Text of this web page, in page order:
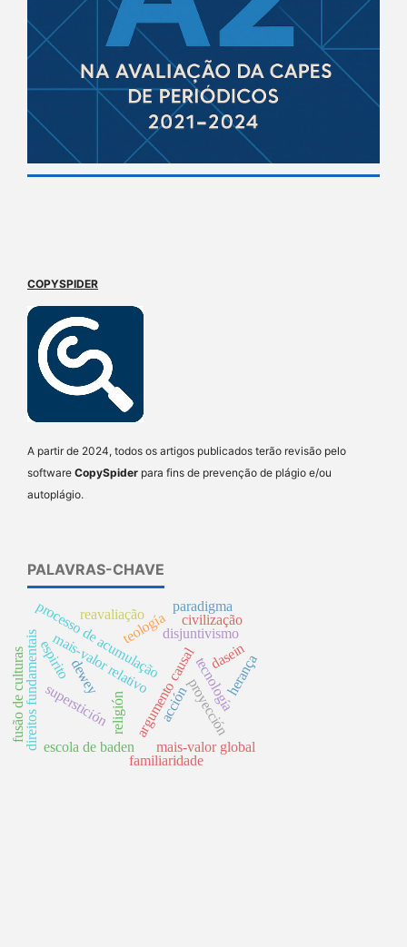
COPYSPIDER
A partir de 2024, todos os artigos publicados terão revisão pelo
software CopySpider para fins de prevenção de plágio e/ou
autoplágio.
PALAVRAS-CHAVE
argumento causal
superstición proyección
processo de acumulação
mais-valor global
mais-valor relativo disjuntivismo
religión tecnología
dewey
teología
direitos fundamentaisespirito
familiaridade
escola de baden
dasein
herança
reavaliação
fusão de culturas acción
civilização
paradigma